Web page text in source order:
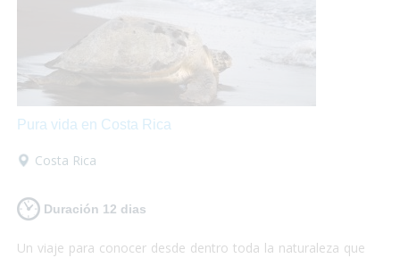
Pura vida en Costa Rica
Costa Rica
Duración 12 dias
Un viaje para conocer desde dentro toda la naturaleza que